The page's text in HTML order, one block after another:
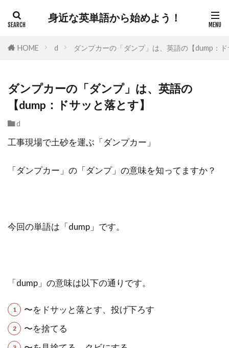
身近な英単語から始めよう！
HOME d ダンプカーの「ダンプ」は、英語の【dump：
ダンプカーの「ダンプ」は、英語の
【dump：ドサッと落とす】
d
工事現場で土砂を運ぶ「ダンプカー」
「ダンプカー」の「ダンプ」の意味を知ってますか？
今回の単語は「dump」です。
「dump」の意味は以下の通りです。
〜をドサッと落とす、投げ下ろす
〜を捨てる